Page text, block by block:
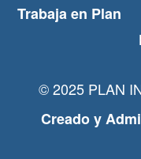
Trabaja en Plan
© 2025 PLAN
Creado y